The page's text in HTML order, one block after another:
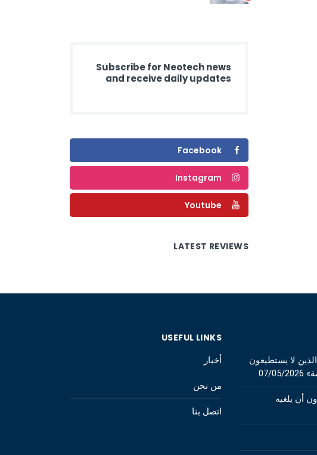
Subscribe for Neotech news
and receive daily updates
Facebook
Instagram
Youtube
LATEST REVIEWS
لا يستطيعون
07/05/2026
أن يلغيه
USEFUL LINKS
أخبار
من نحن
اتصل بنا